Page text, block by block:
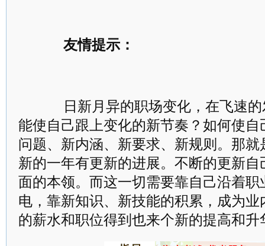
友情提示：
日新月异的职场变化，在飞速的
能使自己跟上变化的新节奏？如何使自
问题、新内涵、新要求、新规则。那
新的一年有更新的进展。不断的更新
面的本领。而这一切需要靠自己沿着
电，靠新知识、新技能的积累，成为
的薪水和职位得到也来个新的提高和升